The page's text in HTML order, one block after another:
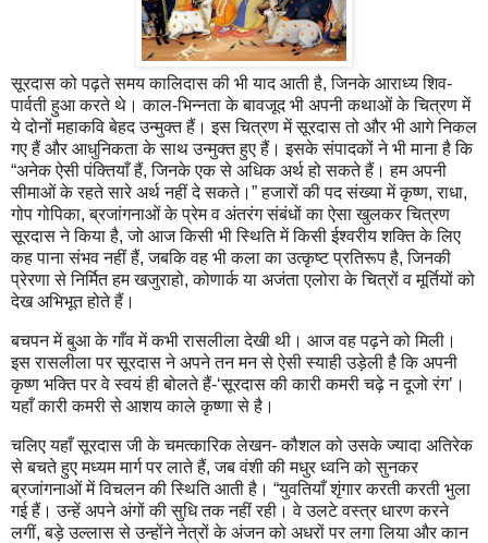
सूरदास को पढ़ते समय कालिदास की भी याद आती है, जिनके आराध्य शिव-
पार्वती हुआ करते थे। काल-भिन्नता के बावजूद भी अपनी कथाओं के चित्रण में
ये दोनों महाकवि बेहद उन्मुक्त हैं। इस चित्रण में सूरदास तो और भी आगे निकल
गए हैं और आधुनिकता के साथ उन्मुक्त हुए हैं। इसके संपादकों ने भी माना है कि
“अनेक ऐसी पंक्तियाँ हैं, जिनके एक से अधिक अर्थ हो सकते हैं। हम अपनी
सीमाओं के रहते सारे अर्थ नहीं दे सकते।” हजारों की पद संख्या में कृष्ण, राधा,
गोप गोपिका, ब्रजांगनाओं के प्रेम व अंतरंग संबंधों का ऐसा खुलकर चित्रण
सूरदास ने किया है, जो आज किसी भी स्थिति में किसी ईश्वरीय शक्ति के लिए
कह पाना संभव नहीं हैं, जबकि वह भी कला का उत्कृष्ट प्रतिरूप है, जिनकी
प्रेरणा से निर्मित हम खजुराहो, कोणार्क या अजंता एलोरा के चित्रों व मूर्तियों को
देख अभिभूत होते हैं।
बचपन में बुआ के गाँव में कभी रासलीला देखी थी। आज वह पढ़ने को मिली।
इस रासलीला पर सूरदास ने अपने तन मन से ऐसी स्याही उड़ेली है कि अपनी
कृष्ण भक्ति पर वे स्वयं ही बोलते हैं-‘सूरदास की कारी कमरी चढ़े न दूजो रंग’।
यहाँ कारी कमरी से आशय काले कृष्णा से है।
चलिए यहाँ सूरदास जी के चमत्कारिक लेखन- कौशल को उसके ज्यादा अतिरेक
से बचते हुए मध्यम मार्ग पर लाते हैं, जब वंशी की मधुर ध्वनि को सुनकर
ब्रजांगनाओं में विचलन की स्थिति आती है। “युवतियाँ शृंगार करती करती भुला
गई हैं। उन्हें अपने अंगों की सुधि तक नहीं रही। वे उलटे वस्त्र धारण करने
लगीं, बड़े उल्लास से उन्होंने नेत्रों के अंजन को अधरों पर लगा लिया और कान